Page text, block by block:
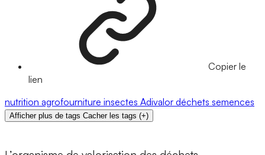
Copier le
lien
nutrition agrofourniture insectes Adivalor déchets semences
Afficher plus de tags Cacher les tags (+)